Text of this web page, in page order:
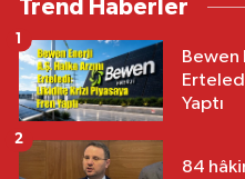
Trend Haberler
Bewen
Yaptı
84
2